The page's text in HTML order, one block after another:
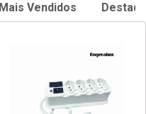
Mais Vendidos